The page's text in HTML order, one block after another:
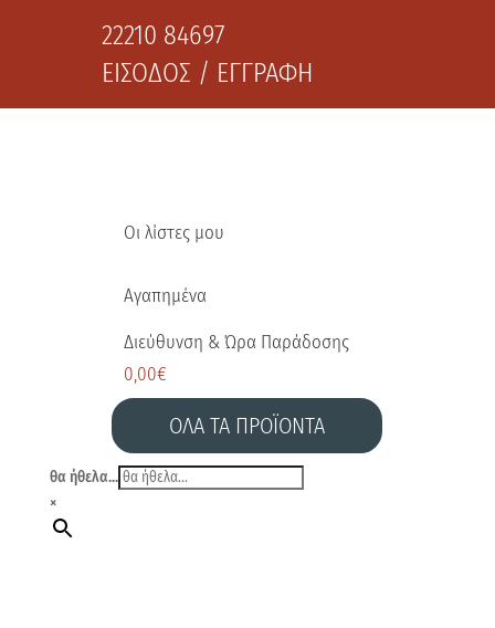
22210 84697
ΕΙΣΟΔΟΣ / ΕΓΓΡΑΦΗ
Οι λίστες μου
Αγαπημένα
Διεύθυνση & Ώρα Παράδοσης
0,00€
ΟΛΑ ΤΑ ΠΡΟΪΟΝΤΑ
θα ήθελα...
×